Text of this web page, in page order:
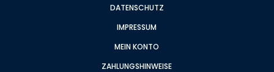
DATENSCHUTZ
IMPRESSUM
MEIN KONTO
ZAHLUNGSHINWEISE